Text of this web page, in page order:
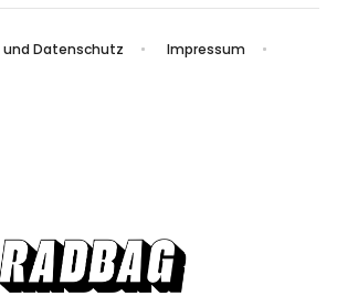
und Datenschutz
Impressum